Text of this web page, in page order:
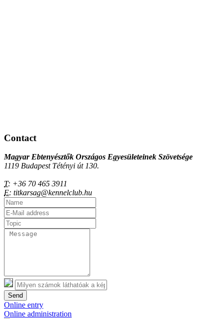
Contact
Magyar Ebtenyésztők Országos Egyesületeinek Szövetsége
1119 Budapest Tétényi út 130.
T: +36 70 465 3911
E: titkarsag@kennelclub.hu
Send
Online entry
Online administration